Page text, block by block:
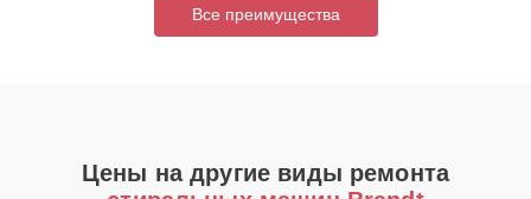
Все преимущества
Цены на другие виды ремонта